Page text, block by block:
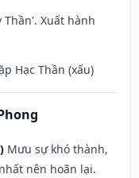
Thần'. Xuất hành
Hạc Thần (xấu)
Mưu sự khó thành,
nên hoãn lại.